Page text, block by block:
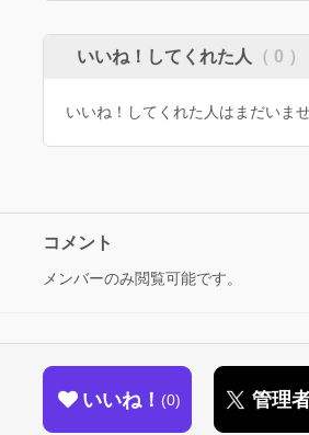
いいね！してくれた人 （ 0 ）
いいね！してくれた人はまだいませ
コメント
メンバーのみ閲覧可能です。
いいね！ 0 管理